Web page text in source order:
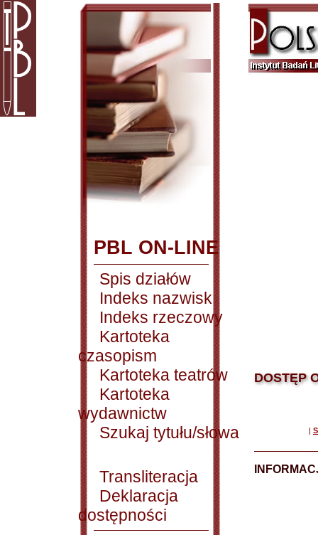
PBL ON-LINE
Spis działów
Indeks nazwisk
Indeks rzeczowy
Kartoteka
czasopism
Kartoteka teatrów
Kartoteka
wydawnictw
Szukaj tytułu/słowa
Transliteracja
Deklaracja
dostępności
DOSTĘP
|